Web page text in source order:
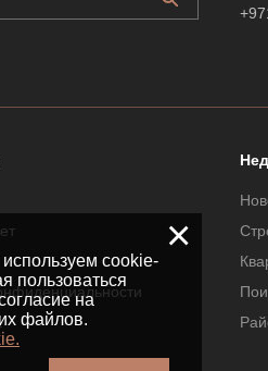
×
cookie-
пользоваться
на
файлов.